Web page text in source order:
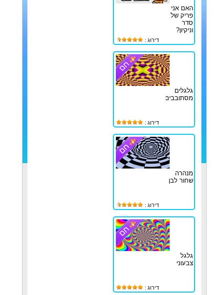
האם אני
פריק של
סדר
וניקיון?
דירוג :
גלגלים
מסתובבים
דירוג :
מנהרה
שחור לבן
דירוג :
גלגל
צבעוני
דירוג :